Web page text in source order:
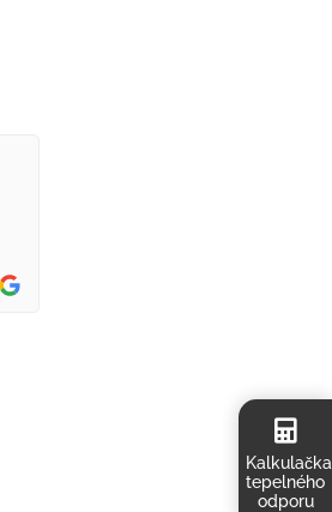
Kalkulačka
tepelného
odporu